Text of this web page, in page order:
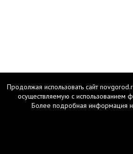
Продолжая использовать сайт
осуществляемую с использованием
Более подробная информация